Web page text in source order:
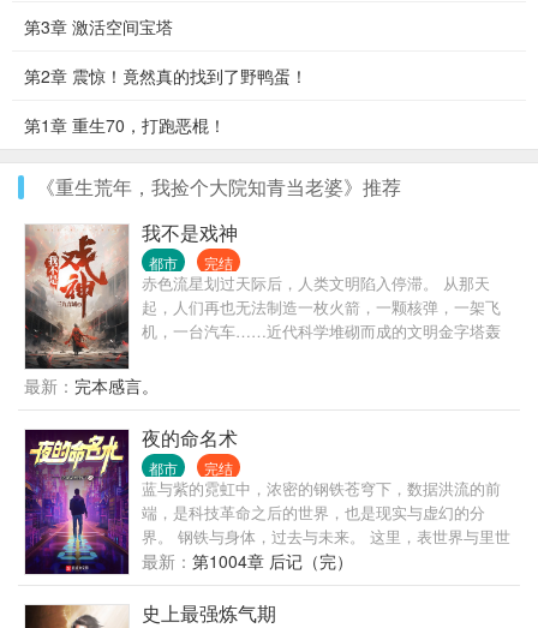
第3章 激活空间宝塔
第2章 震惊！竟然真的找到了野鸭蛋！
第1章 重生70，打跑恶棍！
《重生荒年，我捡个大院知青当老婆》推荐
我不是戏神
都市 完结
赤色流星划过天际后，人类文明陷入停滞。 从那天
起，人们再也无法制造一枚火箭，一颗核弹，一架飞
机，一台汽车……近代科学堆砌而成的文明金字塔轰
拖入无序的深渊。 在这个时代，人命渺如尘埃； 在这
个时代，人类灿若星辰。 大厦将倾，有人见一戏子屹
立文明废墟之上，红帔似血，时笑时哭， 时代的帘幕
在他身后缓缓打开，他张开双臂，对着累累众生轻声
低语—— “好戏……开场。”
最新： 完本感言。
夜的命名术
都市 完结
蓝与紫的霓虹中，浓密的钢铁苍穹下，数据洪流的前
端，是科技革命之后的世界，也是现实与虚幻的分
界。 钢铁与身体，过去与未来。 这里，表世界与里世
界并存，面前的一切，像是时间之墙近在眼前。 黑暗
逐渐笼罩。 可你要明白啊我的朋友，我们不能用温柔
去应对黑暗，要用火。
最新： 第1004章 后记（完）
史上最强炼气期